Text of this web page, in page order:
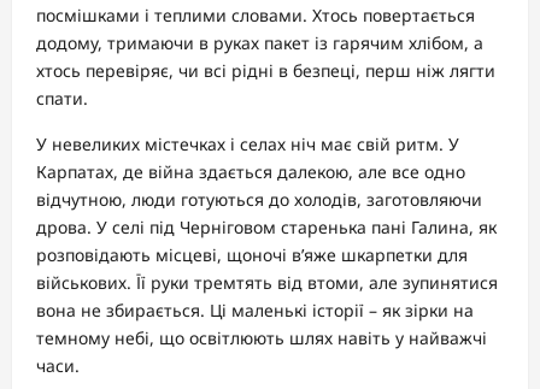
посмішками і теплими словами. Хтось повертається
додому, тримаючи в руках пакет із гарячим хлібом, а
хтось перевіряє, чи всі рідні в безпеці, перш ніж лягти
спати.
У невеликих містечках і селах ніч має свій ритм. У
Карпатах, де війна здається далекою, але все одно
відчутною, люди готуються до холодів, заготовляючи
дрова. У селі під Черніговом старенька пані Галина, як
розповідають місцеві, щоночі в’яже шкарпетки для
військових. Її руки тремтять від втоми, але зупинятися
вона не збирається. Ці маленькі історії – як зірки на
темному небі, що освітлюють шлях навіть у найважчі
часи.